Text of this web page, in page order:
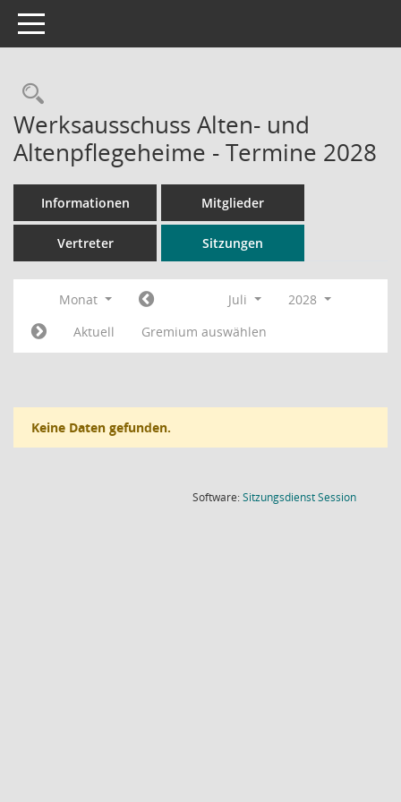
Toggle navigation
Rechercheauswahl
Werksausschuss Alten- und
Altenpflegeheime - Termine 2028
Informationen Mitglieder
Vertreter Sitzungen
Monat Juli
2028
Aktuell
Gremium auswählen
Keine Daten gefunden.
Software:SitzungsdienstSession(Wird in